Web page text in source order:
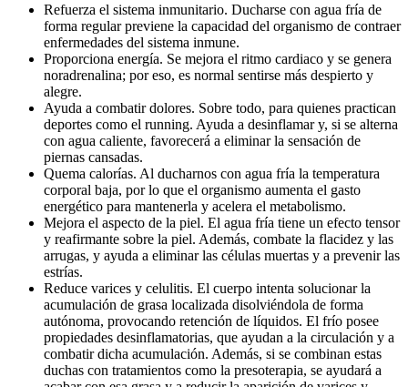
Refuerza el sistema inmunitario. Ducharse con agua fría de
forma regular previene la capacidad del organismo de contraer
enfermedades del sistema inmune.
Proporciona energía. Se mejora el ritmo cardiaco y se genera
noradrenalina; por eso, es normal sentirse más despierto y
alegre.
Ayuda a combatir dolores. Sobre todo, para quienes practican
deportes como el running. Ayuda a desinflamar y, si se alterna
con agua caliente, favorecerá a eliminar la sensación de
piernas cansadas.
Quema calorías. Al ducharnos con agua fría la temperatura
corporal baja, por lo que el organismo aumenta el gasto
energético para mantenerla y acelera el metabolismo.
Mejora el aspecto de la piel. El agua fría tiene un efecto tensor
y reafirmante sobre la piel. Además, combate la flacidez y las
arrugas, y ayuda a eliminar las células muertas y a prevenir las
estrías.
Reduce varices y celulitis. El cuerpo intenta solucionar la
acumulación de grasa localizada disolviéndola de forma
autónoma, provocando retención de líquidos. El frío posee
propiedades desinflamatorias, que ayudan a la circulación y a
combatir dicha acumulación. Además, si se combinan estas
duchas con tratamientos como la presoterapia, se ayudará a